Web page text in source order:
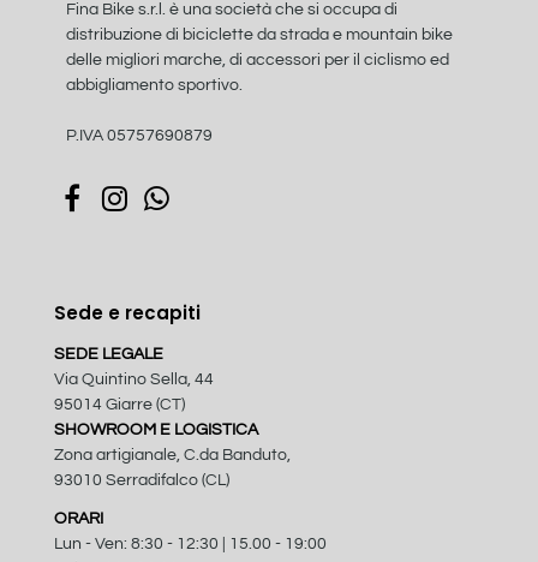
Fina Bike s.r.l. è una società che si occupa di
distribuzione di biciclette da strada e mountain bike
delle migliori marche, di accessori per il ciclismo ed
abbigliamento sportivo.
P.IVA 05757690879
Sede e recapiti
SEDE LEGALE
Via Quintino Sella, 44
95014 Giarre (CT)
SHOWROOM E LOGISTICA
Zona artigianale, C.da Banduto,
93010 Serradifalco (CL)
ORARI
Lun - Ven: 8:30 - 12:30 | 15.00 - 19:00